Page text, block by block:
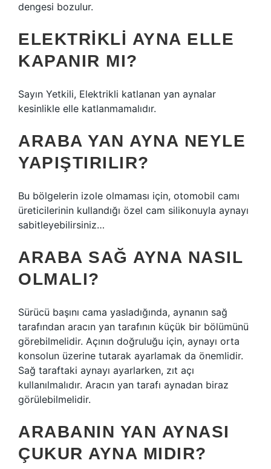
dengesi bozulur.
ELEKTRIKLI AYNA ELLE
KAPANIR MI?
Sayın Yetkili, Elektrikli katlanan yan aynalar
kesinlikle elle katlanmamalıdır.
ARABA YAN AYNA NEYLE
YAPIŞTIRILIR?
Bu bölgelerin izole olmaması için, otomobil camı
üreticilerinin kullandığı özel cam silikonuyla aynayı
sabitleyebilirsiniz…
ARABA SAĞ AYNA NASIL
OLMALI?
Sürücü başını cama yasladığında, aynanın sağ
tarafından aracın yan tarafının küçük bir bölümünü
görebilmelidir. Açının doğruluğu için, aynayı orta
konsolun üzerine tutarak ayarlamak da önemlidir.
Sağ taraftaki aynayı ayarlarken, zıt açı
kullanılmalıdır. Aracın yan tarafı aynadan biraz
görülebilmelidir.
ARABANIN YAN AYNASI
ÇUKUR AYNA MIDIR?